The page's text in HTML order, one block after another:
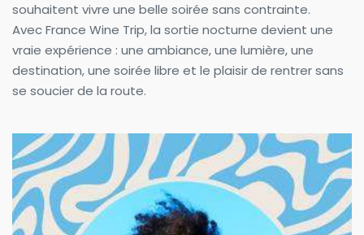
souhaitent vivre une belle soirée sans contrainte.
Avec France Wine Trip, la sortie nocturne devient une
vraie expérience : une ambiance, une lumière, une
destination, une soirée libre et le plaisir de rentrer sans
se soucier de la route.